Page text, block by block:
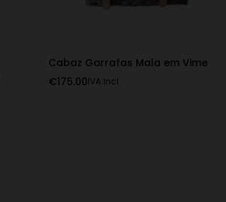
Cabaz Garrafas Mala em Vime
€175.00IVA Incl.